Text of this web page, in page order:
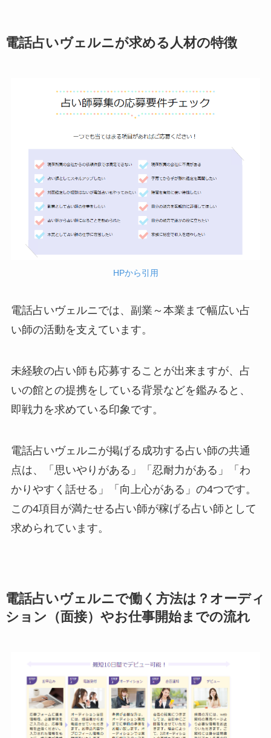
電話占いヴェルニが求める人材の特徴
HPから引用
電話占いヴェルニでは、副業～本業まで幅広い占
い師の活動を支えています。
未経験の占い師も応募することが出来ますが、占
いの館との提携をしている背景などを鑑みると、
即戦力を求めている印象です。
電話占いヴェルニが掲げる成功する占い師の共通
点は、「思いやりがある」「忍耐力がある」「わ
かりやすく話せる」「向上心がある」の4つです。
この4項目が満たせる占い師が稼げる占い師として
求められています。
電話占いヴェルニで働く方法は？オーディ
ション（面接）やお仕事開始までの流れ